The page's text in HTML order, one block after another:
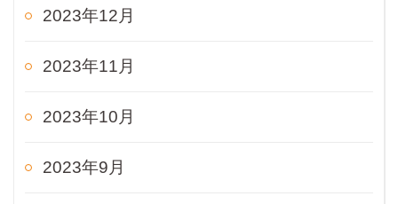
2023年12月
2023年11月
2023年10月
2023年9月